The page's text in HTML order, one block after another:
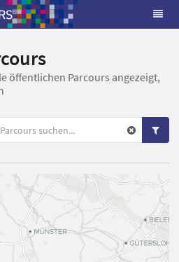
öffentlichen Parcours angezeigt,